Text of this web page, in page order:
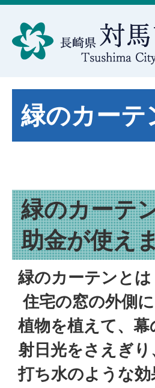
緑のカーテ
緑のカーテ
助金が使え
緑のカーテンとは
住宅の窓の外側
植物を植えて、
射日光をさえぎ
打ち水のような